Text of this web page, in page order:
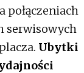
połączeniach
serwisowych
Ubytki